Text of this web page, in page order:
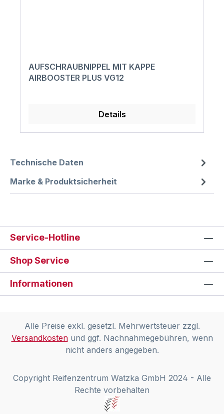
AUFSCHRAUBNIPPEL MIT KAPPE
AIRBOOSTER PLUS VG12
Details
Technische Daten
Marke & Produktsicherheit
Service-Hotline
Shop Service
Informationen
Alle Preise exkl. gesetzl. Mehrwertsteuer zzgl.
Versandkostenund ggf. Nachnahmegebühren, wenn
nicht anders angegeben.
Copyright Reifenzentrum Watzka GmbH 2024 - Alle
Rechte vorbehalten